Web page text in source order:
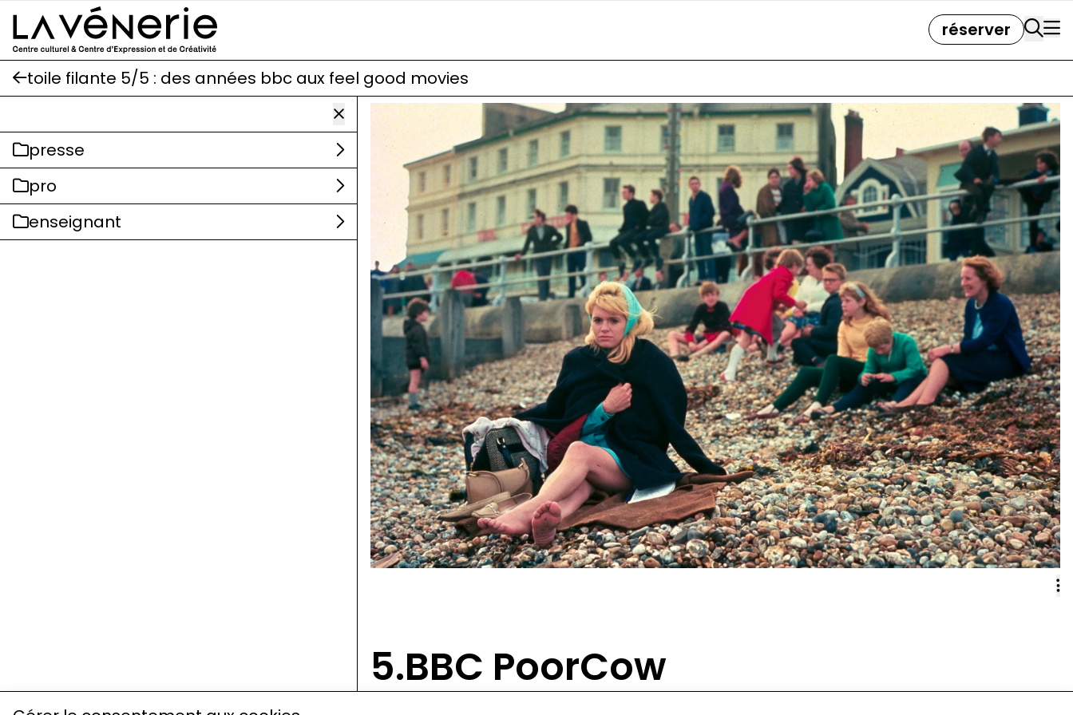
Aller au contenu principal
réserver
toile filante 5/5 : des années bbc aux feel good movies
presse
pro
enseignant
5.BBC PoorCow